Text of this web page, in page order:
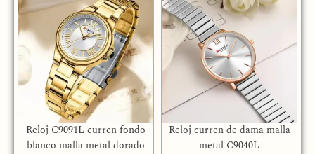
Reloj C9091L curren fondo
blanco malla metal dorado
Reloj curren de dama malla
metal C9040L